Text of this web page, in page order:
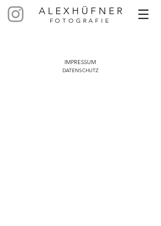
A L E X H Ü F N E R
FOTOGRAFIE
IMPRESSUM
DATENSCHUTZ